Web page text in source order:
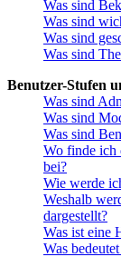
Was sind
Was sind
Was sind
Was sind
Benutzer-Stufen
Was sind
Was sind
Was sind
Wo finde ich
bei?
Wie werde
Weshalb
dargestellt?
Was ist eine
Was